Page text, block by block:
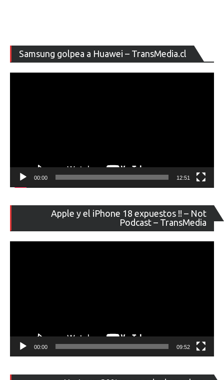
Samsung golpea a Huawei – TransMedia.cl
de
00:00 12:51
Apple y el iPhone 18 expuestos !! – Not
Podcast – TransMedia
de
00:00 09:52